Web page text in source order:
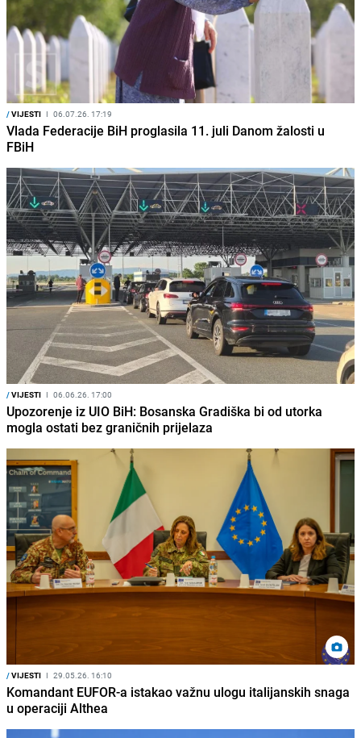
/VIJESTI I 06.07.26. 17:19
Vlada Federacije BiH proglasila 11. juli Danom žalosti u
FBiH
/VIJESTI I 06.06.26. 17:00
Upozorenje iz UIO BiH: Bosanska Gradiška bi od utorka
mogla ostati bez graničnih prijelaza
/VIJESTI I 29.05.26. 16:10
Komandant EUFOR-a istakao važnu ulogu italijanskih snaga
u operaciji Althea